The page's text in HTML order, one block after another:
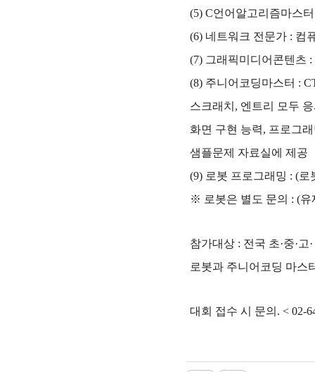
(5) C언어알고리즘마스
(6) 네트워크 전문가 : 컴
(7) 그래픽미디어콘텐츠 :
(8) 주니어코딩마스터 :
스크래치 , 엔트리 모두
화면 구현 능력, 프로그
샘플문제 자료실에 제공
(9) 로봇 프로그래밍 : (로
※ 로봇은 별도 문의 : (유
참가대상 : 전국 초·중·고·
로봇과 주니어코딩 마스
대회 접수 시 문의 . < 02-